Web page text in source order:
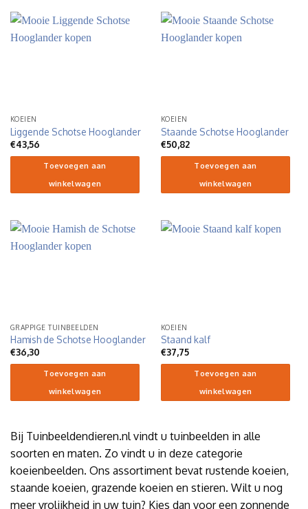
KOEIEN
Liggende Schotse Hooglander
€43,56
Toevoegen aan
winkelwagen
KOEIEN
Staande Schotse Hooglander
€50,82
Toevoegen aan
winkelwagen
GRAPPIGE TUINBEELDEN
Hamish de Schotse Hooglander
€36,30
Toevoegen aan
winkelwagen
KOEIEN
Staand kalf
€37,75
Toevoegen aan
winkelwagen
Bij Tuinbeeldendieren.nl vindt u tuinbeelden in alle
soorten en maten. Zo vindt u in deze categorie
koeienbeelden. Ons assortiment bevat rustende koeien,
staande koeien, grazende koeien en stieren. Wilt u nog
meer vrolijkheid in uw tuin? Kies dan voor een zonnende